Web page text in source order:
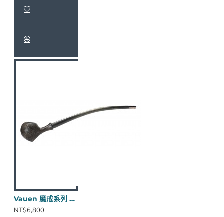
Vauen 魔戒系列 Gilg S 長斗
NT$6,800